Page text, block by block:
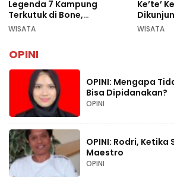
Legenda 7 Kampung
Terkutuk di Bone,
Rekomendasi Liburan
WISATA
Ke’te’
WISATA
OPINI
OPINI: Mengapa
Bisa Dipidanakan?
OPINI
OPINI: Rodri,
Maestro
OPINI